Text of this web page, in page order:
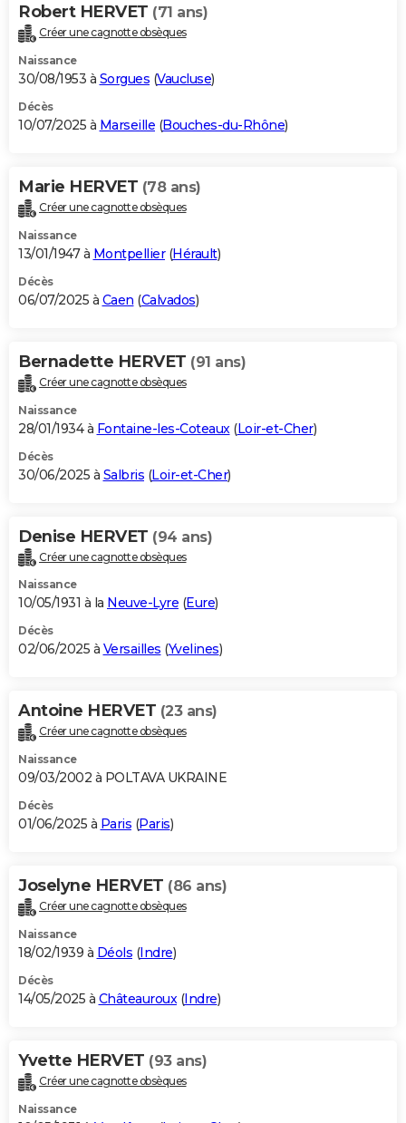
Robert HERVET (71 ans)
Créer une cagnotte obsèques
Naissance
30/08/1953 à Sorgues (Vaucluse)
Décès
10/07/2025 à Marseille (Bouches-du-Rhône)
Marie HERVET (78 ans)
Créer une cagnotte obsèques
Naissance
13/01/1947 à Montpellier(Hérault)
Décès
06/07/2025 à Caen (Calvados)
Bernadette HERVET (91 ans)
Créer une cagnotte obsèques
Naissance
28/01/1934 à Fontaine-les-Coteaux (Loir-et-Cher)
Décès
30/06/2025 à Salbris (Loir-et-Cher)
Denise HERVET (94 ans)
Créer une cagnotte obsèques
Naissance
10/05/1931 à la Neuve-Lyre (Eure)
Décès
02/06/2025 à Versailles (Yvelines)
Antoine HERVET (23 ans)
Créer une cagnotte obsèques
Naissance
09/03/2002 à POLTAVA UKRAINE
Décès
01/06/2025 à Paris (Paris)
Joselyne HERVET (86 ans)
Créer une cagnotte obsèques
Naissance
18/02/1939 à Déols (Indre)
Décès
14/05/2025 à Châteauroux(Indre)
Yvette HERVET (93 ans)
Créer une cagnotte obsèques
Naissance